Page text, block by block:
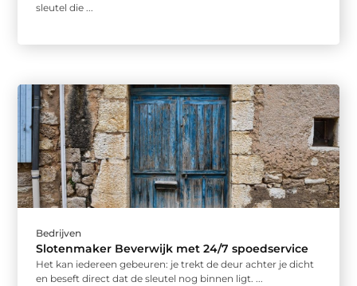
sleutel die ...
Bedrijven
Slotenmaker Beverwijk met 24/7 spoedservice
Het kan iedereen gebeuren: je trekt de deur achter je dicht
en beseft direct dat de sleutel nog binnen ligt. ...